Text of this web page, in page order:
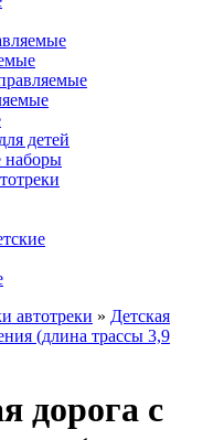
детей
автотреки » Детская
(длина трассы 3,9
дорога с